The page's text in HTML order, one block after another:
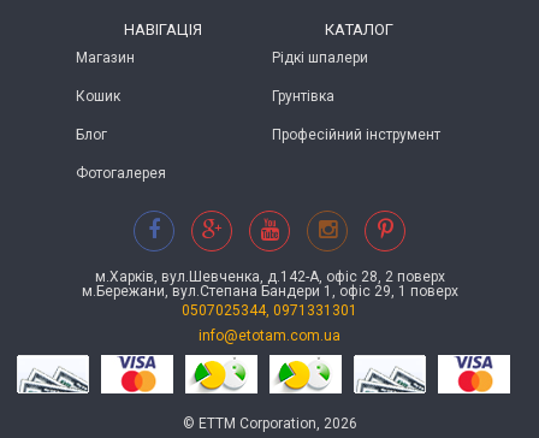
НАВІГАЦІЯ
Магазин
Кошик
Блог
Фотогалерея
КАТАЛОГ
Рідкі шпалери
Грунтівка
Професійний інструмент
м.Харків, вул.Шевченка, д.142-А, офіс 28, 2 поверх
м.Бережани, вул.Степана Бандери 1, офіс 29, 1 поверх
0507025344, 0971331301
info@etotam.com.ua
© ETTM Corporation, 2026